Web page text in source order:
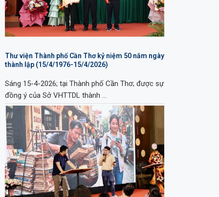
Thư viện Thành phố Cần Thơ kỷ niệm 50 năm ngày
thành lập (15/4/1976-15/4/2026)
Sáng 15-4-2026; tại Thành phố Cần Thơ; được sự
đồng ý của Sở VHTTDL thành …